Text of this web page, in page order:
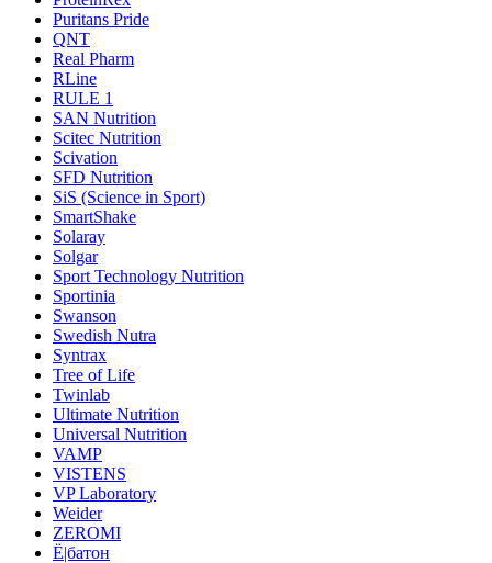
Puritans Pride
QNT
Real Pharm
RLine
RULE 1
SAN Nutrition
Scitec Nutrition
Scivation
SFD Nutrition
SiS (Science in Sport)
SmartShake
Solaray
Solgar
Sport Technology Nutrition
Sportinia
Swanson
Swedish Nutra
Syntrax
Tree of Life
Twinlab
Ultimate Nutrition
Universal Nutrition
VAMP
VISTENS
VP Laboratory
Weider
ZEROMI
Ё|батон